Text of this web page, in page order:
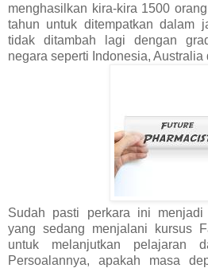
menghasilkan kira-kira 1500
tahun untuk ditempatkan dalam
tidak ditambah lagi dengan
negara seperti Indonesia, Australia
Sudah pasti perkara ini
yang sedang menjalani kursus
untuk melanjutkan pelajaran
Persoalannya, apakah masa